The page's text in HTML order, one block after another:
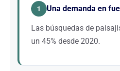
1 Una demanda en
Las búsquedas de
un 45% desde 2020.
Con el teletrabajo y las